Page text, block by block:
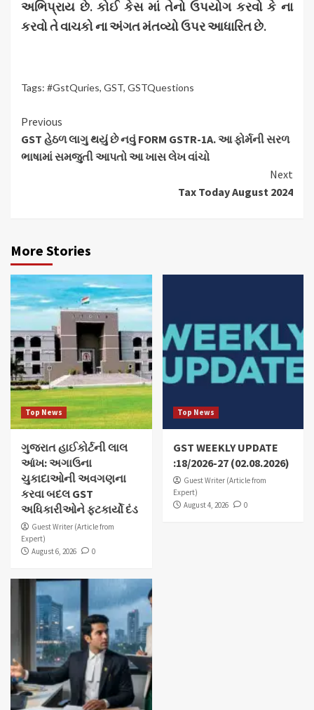
અભિપ્રાય છે.કોઈ કેસ માં તેનો ઉપયોગ કરવો કે ના
કરવો તે વાચકો ના અંગત મંતવ્યો ઉપર આધારિત છે.
Tags: #GstQuries, GST, GSTQuestions
Continue
Reading
Previous
GST હેઠળ લાગુ થયું છે નવું FORM GSTR-1A. આ ફોર્મની સરળ
ભાષામાં સમજુતી આપતો આ ખાસ લેખ વાંચો
Next
Tax Today August 2024
More Stories
Top News
ગુજરાત હાઈકોર્ટની લાલ
આંખ: અગાઉના
ચુકાદાઓની અવગણના
કરવા બદલ GST
અધિકારીઓને ફટકાર્યો દંડ
Guest Writer (Article from
Expert)
August 6, 2026
0
Top News
GST WEEKLY UPDATE
:18/2026-27 (02.08.2026)
Guest Writer (Article from
Expert)
August 4, 2026
0